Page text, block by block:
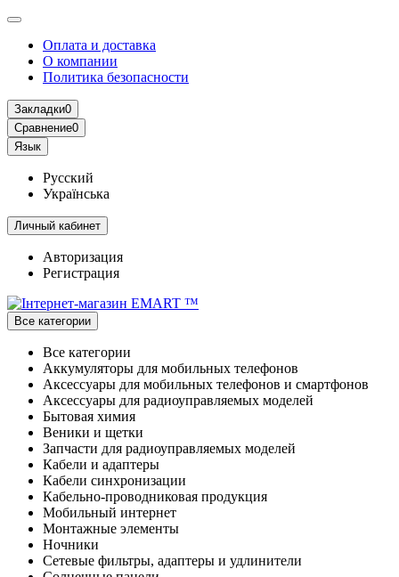
Оплата и доставка
О компании
Политика безопасности
Закладки0
Сравнение0
Язык
Русский
Українська
Личный кабинет
Авторизация
Регистрация
Все категории
Все категории
Аккумуляторы для мобильных телефонов
Аксессуары для мобильных телефонов и смартфонов
Аксессуары для радиоуправляемых моделей
Бытовая химия
Веники и щетки
Запчасти для радиоуправляемых моделей
Кабели и адаптеры
Кабели синхронизации
Кабельно-проводниковая продукция
Мобильный интернет
Монтажные элементы
Ночники
Сетевые фильтры, адаптеры и удлинители